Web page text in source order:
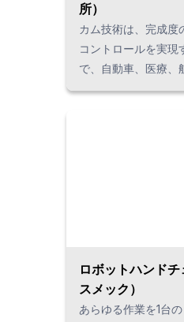
所）
カム技術は、完成度
コントロールを実現
で、自動車、医療、
くのモノづくりに貢
ロボットハンド
スメック）
あらゆる作業を1台